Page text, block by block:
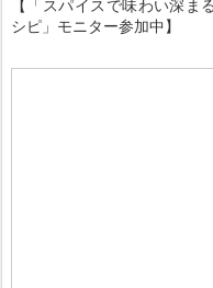
シピ」モニター参加中】